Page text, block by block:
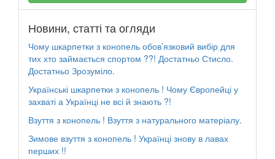
Новини, статті та огляди
Чому шкарпетки з конопель обов’язковий вибір для
тих хто займається спортом ??! Достатньо Стисло.
Достатньо Зрозуміло.
Українські шкарпетки з конопель ! Чому Європейці у
захваті а Українці не всі й знають ?!
Взуття з конопель ! Взуття з натурального матеріалу.
Зимове взуття з конопель ! Українці знову в лавах
перших !!